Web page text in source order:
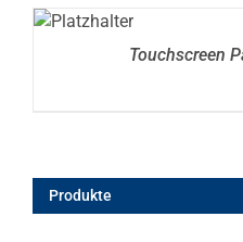
DETAILS
Touchscreen
Produkte